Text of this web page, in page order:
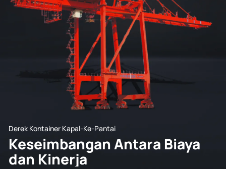
Derek Kontainer Kapal-Ke-Pantai
Keseimbangan Antara Biaya
dan Kinerja